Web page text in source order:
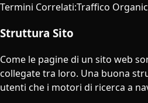
Termini Correlati:Traffico
Struttura Sito
Come le pagine di un sito web
collegate tra loro. Una buona
utenti che i motori di ricerca a